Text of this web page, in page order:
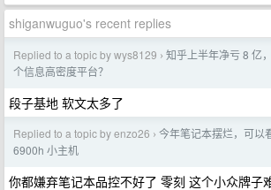
shiganwuguo's recent replies
Replied to a topic by wys8129 › 知乎上半年净亏 8 亿
个信息高密度平台？
段子基地 软文太多了
Replied to a topic by enzo26 › 今年笔记本摆烂，可以
6900h 小主机
你都嫌弃笔记本品控不好了 零刻 这个小众牌子